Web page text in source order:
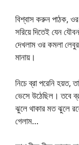
বিশ্বাস করুন পাঠক,
সরিয়ে দিতেই যেন
দেখলাম ওর কমলা
মানায়।
নিচে ব্রা পরেনি হয়ত,
ভেসে উঠেছিল। তবে
ঝুলে থাকার মত ঝুলে
গেলাম…